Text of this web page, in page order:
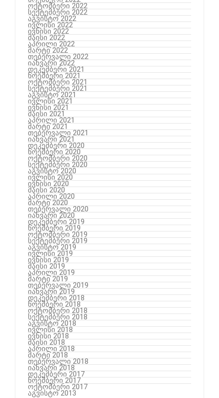
ოქტომბერი 2022
სექტემბერი 2022
აგვისტო 2022
ივლისი 2022
ივნისი 2022
მაისი 2022
აპრილი 2022
მარტი 2022
თებერვალი 2022
იანვარი 2022
დეკემბერი 2021
ნოემბერი 2021
ოქტომბერი 2021
სექტემბერი 2021
აგვისტო 2021
ივლისი 2021
ივნისი 2021
მაისი 2021
აპრილი 2021
მარტი 2021
თებერვალი 2021
იანვარი 2021
დეკემბერი 2020
ნოემბერი 2020
ოქტომბერი 2020
სექტემბერი 2020
აგვისტო 2020
ივლისი 2020
ივნისი 2020
მაისი 2020
აპრილი 2020
მარტი 2020
თებერვალი 2020
იანვარი 2020
დეკემბერი 2019
ნოემბერი 2019
ოქტომბერი 2019
სექტემბერი 2019
აგვისტო 2019
ივლისი 2019
ივნისი 2019
მაისი 2019
აპრილი 2019
მარტი 2019
თებერვალი 2019
იანვარი 2019
დეკემბერი 2018
ნოემბერი 2018
ოქტომბერი 2018
სექტემბერი 2018
აგვისტო 2018
ივლისი 2018
ივნისი 2018
მაისი 2018
აპრილი 2018
მარტი 2018
თებერვალი 2018
იანვარი 2018
დეკემბერი 2017
ნოემბერი 2017
ოქტომბერი 2017
აგვისტო 2013